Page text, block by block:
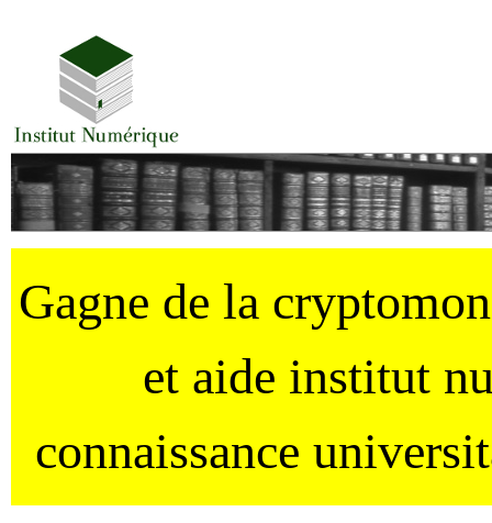
Gagne de la
et aide institut
connaissance